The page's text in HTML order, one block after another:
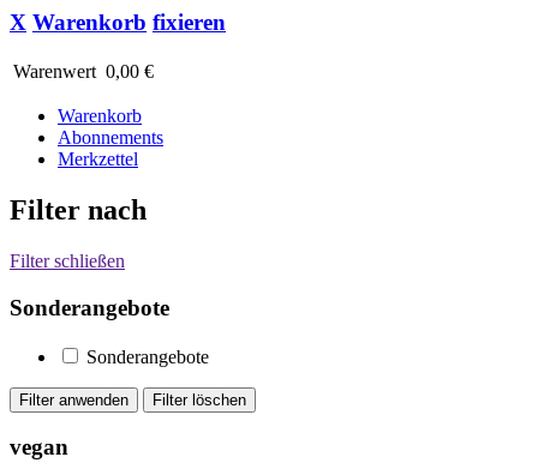
X Warenkorb fixieren
Warenwert 0,00 €
Warenkorb
Abonnements
Merkzettel
Filter nach
Filter schließen
Sonderangebote
Sonderangebote
vegan